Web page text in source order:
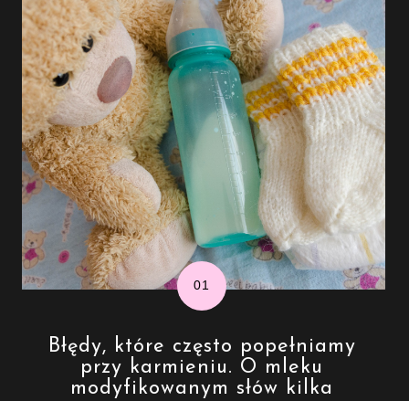
Błędy, które często popełniamy
przy karmieniu. O mleku
modyfikowanym słów kilka